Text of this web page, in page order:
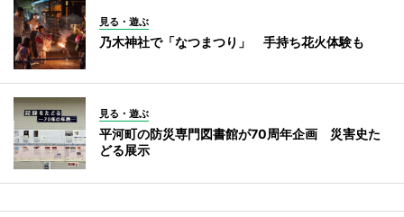
見る・遊ぶ
乃木神社で「なつまつり」 手持ち花火体験も
見る・遊ぶ
平河町の防災専門図書館が70周年企画 災害史た
どる展示